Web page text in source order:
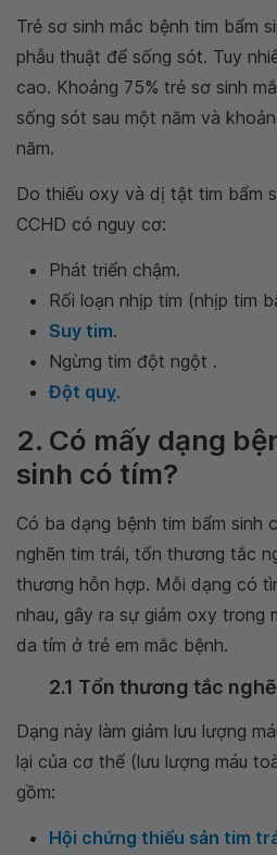
Trẻ sơ sinh mắc bệnh tim bẩm
phẫu thuật để sống sót. Tuy
cao. Khoảng 75% trẻ sơ sinh
sống sót sau một năm và
năm.
Do thiếu oxy và dị tật tim bẩm
CCHD có nguy cơ:
Phát triển chậm.
Rối loạn nhịp tim (nhịp tim
Suy tim.
Ngừng tim đột ngột .
Đột quỵ.
2. Có mấy dạng
sinh có tím?
Có ba dạng bệnh tim bẩm sinh
nghẽn tim trái, tổn thương tắc
thương hỗn hợp. Mỗi dạng có
nhau, gây ra sự giảm oxy trong
da tím ở trẻ em mắc bệnh.
2.1 Tổn thương tắc
Dạng này làm giảm lưu lượng
lại của cơ thể (lưu lượng máu
gồm:
Hội chứng thiểu sản tim